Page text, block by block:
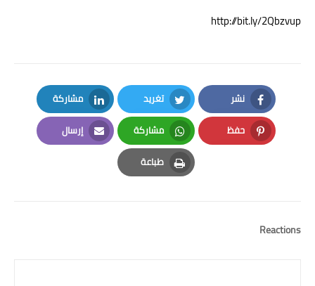
http://bit.ly/2Qbzvup
نشر
Facebook
تغريد
Twitter
مشاركة
LinkedIn
حفظ
Pinterest
مشاركة
Whatsapp
إرسال
Email
طباعة
Print
Reactions